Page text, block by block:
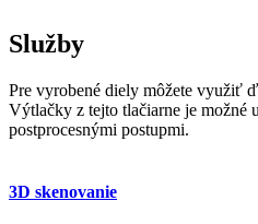
Služby
Pre vyrobené diely môžete využiť
Výtlačky z tejto tlačiarne je možné
postprocesnými postupmi.
3D skenovanie